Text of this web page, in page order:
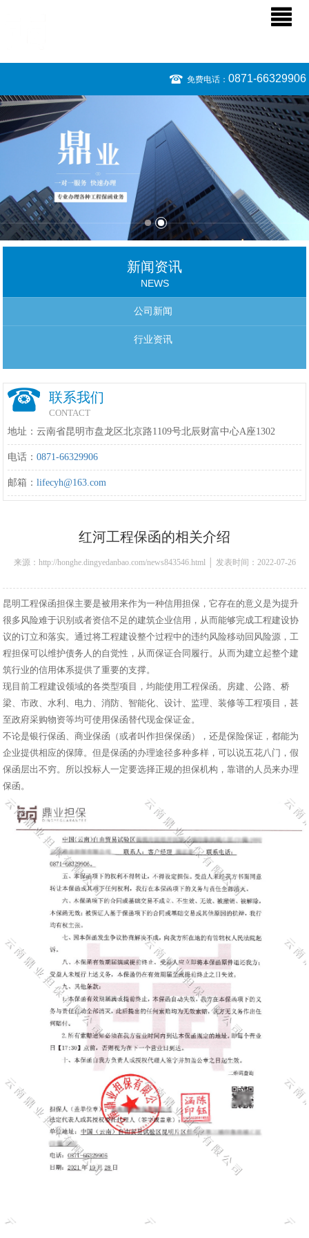
免费电话： 0871-66329906
新闻资讯
NEWS
公司新闻
行业资讯
联系我们
CONTACT
地址：云南省昆明市盘龙区北京路1109号北辰财富中心A座1302
电话：0871-66329906
邮箱：lifecyh@163.com
红河工程保函的相关介绍
来源：http://honghe.dingyedanbao.com/news843546.html │ 发表时间：2022-07-26
昆明工程保函担保主要是被用来作为一种信用担保，它存在的意义是为提升
很多风险难于识别或者资信不足的建筑企业信用，从而能够完成工程建设协
议的订立和落实。通过将工程建设整个过程中的违约风险移动回风险源，工
程担保可以维护债务人的自觉性，从而保证合同履行。从而为建立起整个建
筑行业的信用体系提供了重要的支撑。
现目前工程建设领域的各类型项目，均能使用工程保函。房建、公路、桥
梁、市政、水利、电力、消防、智能化、设计、监理、装修等工程项目，甚
至政府采购物资等均可使用保函替代现金保证金。
不论是银行保函、商业保函（或者叫作担保保函），还是保险保证，都能为
企业提供相应的保障。但是保函的办理途径多种多样，可以说五花八门，假
保函层出不穷。所以投标人一定要选择正规的担保机构，靠谱的人员来办理
保函。